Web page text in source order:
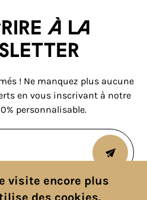
à la
! Ne manquez plus aucune
en vous inscrivant à notre
personnalisable.
visite encore plus